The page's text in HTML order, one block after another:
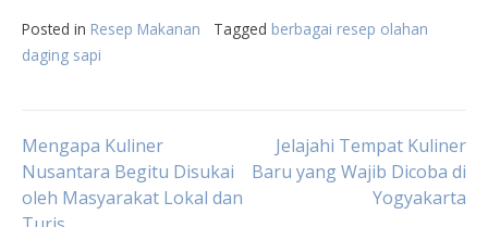
Posted in Resep Makanan Tagged berbagai resep olahan
daging sapi
Post
navigation
Mengapa Kuliner
Nusantara Begitu Disukai
oleh Masyarakat Lokal dan
Jelajahi Tempat Kuliner
Baru yang Wajib Dicoba di
Yogyakarta